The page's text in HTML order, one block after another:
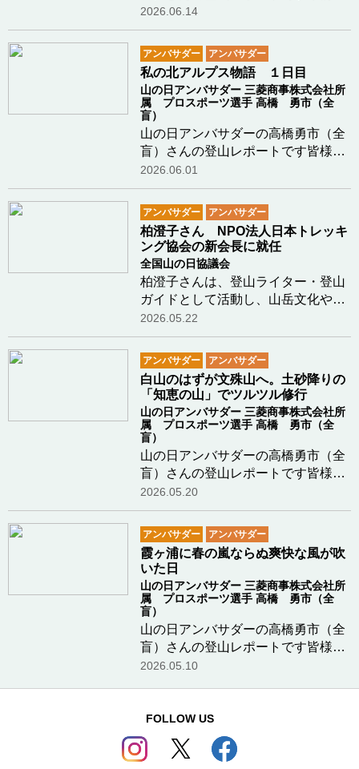
時、清々しい空気の中、太郎平小屋
（標高約2,330m）を出発しました。
初代オーナーの五十嶋文一（いそじ
ま ぶんいち）さんの温かい見送りに
背中を押され、…つづきを読む
2026.06.14
アンバサダー アンバサダー
私の北アルプス物語 １日目
山の日アンバサダー 三菱商事株式会社所
属 プロスポーツ選手 高橋 勇市（全
盲）
山の日アンバサダーの高橋勇市（全
盲）さんの登山レポートです皆様、
こんにちは、山の日アンバサダーの
高橋勇市です。2025年7月18日
（金）朝5時15分、富山地方鉄道の
特急「立山」に富山駅から乗車。私
の北アルプス物語が始…つづきを読
む
2026.06.01
アンバサダー アンバサダー
柏澄子さん NPO法人日本トレッキ
ング協会の新会長に就任
全国山の日協議会
柏澄子さんは、登山ライター・登山
ガイドとして活動し、山岳文化や人
物についての著書・著作を数多く発
信しています。当会では、山の日ア
ンバサダーとしてフォーラムへの参
加、「山の日」の趣旨浸透活動に活
躍していただい…つづきを読む
2026.05.22
アンバサダー アンバサダー
白山のはずが文殊山へ。土砂降りの
「知恵の山」でツルツル修行
山の日アンバサダー 三菱商事株式会社所
属 プロスポーツ選手 高橋 勇市（全
盲）
山の日アンバサダーの高橋勇市（全
盲）さんの登山レポートです皆様、
こんにちは、山の日アンバサダーの
高橋勇市です。2025年8月10日。こ
の日、私の心は標高2,702mの「白
山」の頂にありました。しかし、現
実は非情事態です。…つづきを読む
2026.05.20
アンバサダー アンバサダー
霞ヶ浦に春の嵐ならぬ爽快な風が吹
いた日
山の日アンバサダー 三菱商事株式会社所
属 プロスポーツ選手 高橋 勇市（全
盲）
山の日アンバサダーの高橋勇市（全
盲）さんの登山レポートです皆様、
こんにちは、山の日アンバサダーの
霞ヶ浦マラソン兼国際盲人マラソン
大会」に霞ヶ浦…つづきを読む
2026.05.10
FOLLOW US